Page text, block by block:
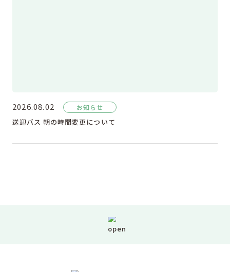
2026.08.02 お知らせ
送迎バス 朝の時間変更について